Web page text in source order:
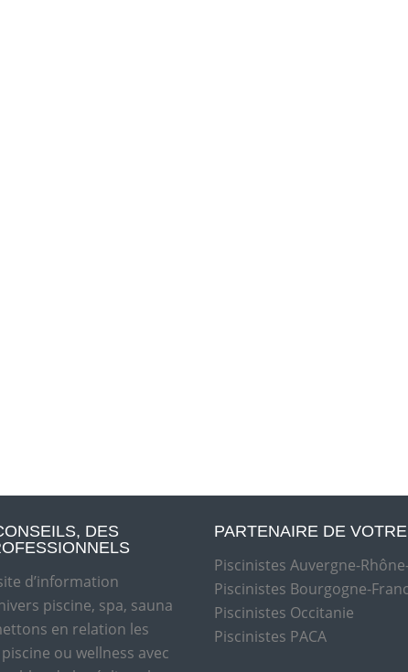
DES
d’information
piscine, spa, sauna
en relation les
ou wellness avec
PARTENAIRE DE
Piscinistes Auvergne-
Piscinistes Bourgogne-
Piscinistes Occitanie
Piscinistes PACA